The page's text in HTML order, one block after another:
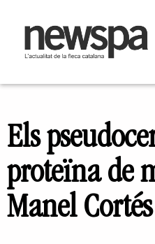
Els
proteïna de
Manel Cortés